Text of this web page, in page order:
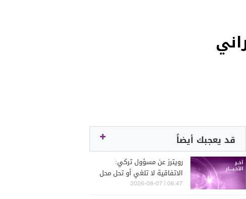
قد يعجبك أيضاً
رويترز عن مسؤول تركي:
الاتفاقية لا تلغي أو تحل محل
أي اتفاقيات ثنائية أو متعددة
06:47 | 2026-08-07